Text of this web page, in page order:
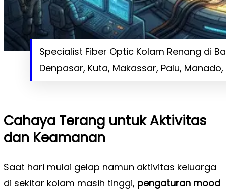
Specialist Fiber Optic Kolam Renang di
Denpasar, Kuta, Makassar, Palu,
Cahaya Terang untuk Aktivitas
dan Keamanan
Saat hari mulai gelap namun aktivitas keluarga
di sekitar kolam masih tinggi, pengaturan mood